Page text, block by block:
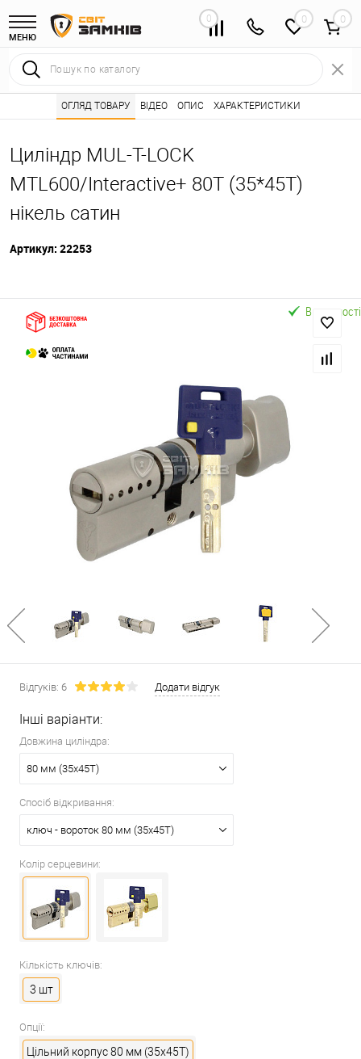
МЕНЮ
0 0
Інтернет магазин замків • Каталог товарів ⭐ • Серцевини
Циліндр MUL-T-LOCK
MTL600/Interactive+ 80T (35*45T)
нікель сатин
Артикул: 22253
ОГЛЯД ТОВАРУ ВІДЕО ОПИС ХАРАКТЕРИСТИКИ
Відгуків: 6 Додати відгук
Інші варіанти:
Довжина циліндра:
80 мм (35x45T)
Спосіб відкривання:
ключ - вороток 80 мм (35x45T)
Колір серцевини:
Кількість ключів:
3 шт
Опції:
Цільний корпус 80 мм (35x45T)
В наявності